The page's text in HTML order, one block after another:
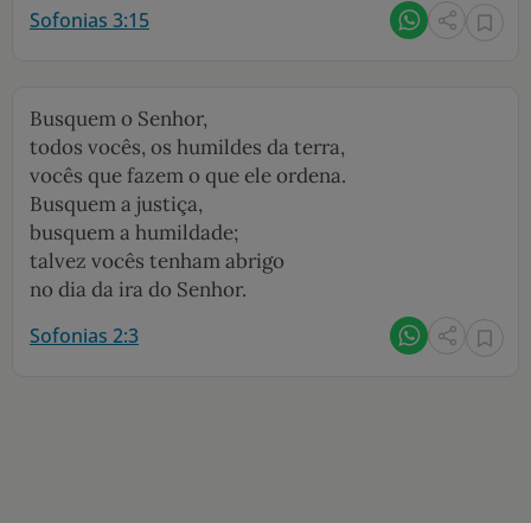
Sofonias 3:15
Busquem o Senhor,
todos vocês, os humildes da terra,
vocês que fazem o que ele ordena.
Busquem a justiça,
busquem a humildade;
talvez vocês tenham abrigo
no dia da ira do Senhor.
Sofonias 2:3